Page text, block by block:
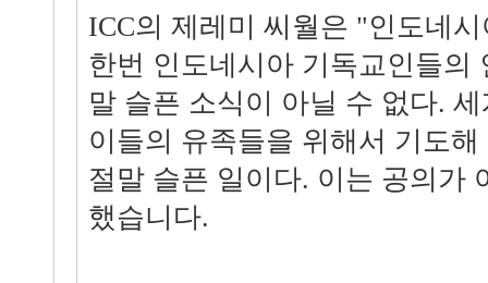
ICC의 제레미 씨월은 "인도네
한번 인도네시아 기독교인들의
말 슬픈 소식이 아닐 수 없다.
이들의 유족들을 위해서 기도
절말 슬픈 일이다. 이는 공의가
했습니다.